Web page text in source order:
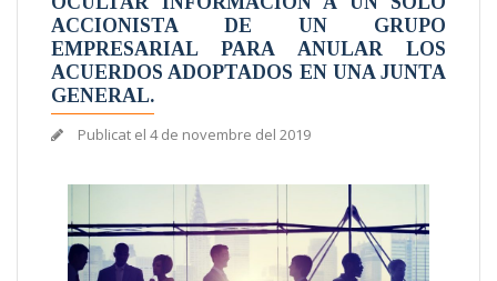
ACCIONISTA DE UN GRUPO
EMPRESARIAL PARA ANULAR LOS
ACUERDOS ADOPTADOS EN UNA JUNTA
GENERAL.
Publicat el 4 de novembre del 2019